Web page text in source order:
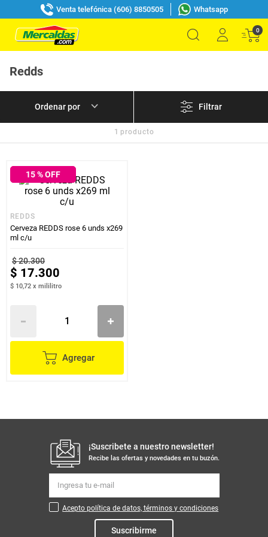
Venta telefónica (606) 8850505 Whatsapp
0
Redds
Filtrar
1 producto
15% OFF
REDDS
Cerveza REDDS rose 6 unds x269
ml c/u
$20.300
$ 17.300
$ 10,72 x mililitro
Agregar
¡Suscribete a nuestro newsletter!
Recibe las ofertas y novedades en tu buzón.
Acepto política de datos, términos y condiciones
Suscribirme